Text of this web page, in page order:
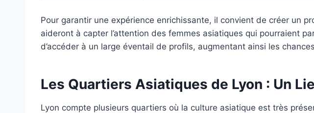
Pour garantir une expérience enrichissante, il convient de créer un
aideront à capter l’attention des femmes asiatiques qui pourraient
d’accéder à un large éventail de profils, augmentant ainsi les
Les Quartiers Asiatiques de Lyon : Un
Lyon compte plusieurs quartiers où la culture asiatique est très